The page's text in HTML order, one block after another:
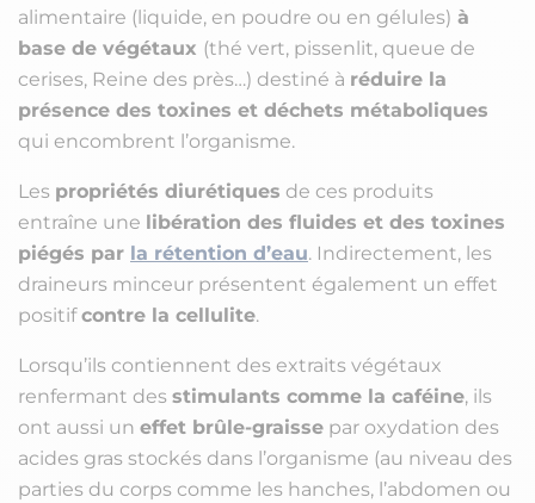
alimentaire (liquide, en poudre ou en gélules) à
base de végétaux (thé vert, pissenlit, queue de
cerises, Reine des près…) destiné à réduire la
présence des toxines et déchets métaboliques
qui encombrent l’organisme.
Les propriétés diurétiques de ces produits
entraîne une libération des fluides et des toxines
piégés par la rétention d’eau. Indirectement, les
draineurs minceur présentent également un effet
positifcontre la cellulite.
Lorsqu’ils contiennent des extraits végétaux
renfermant des stimulants comme la caféine, ils
ont aussi un effet brûle-graisse par oxydation des
acides gras stockés dans l’organisme (au niveau des
parties du corps comme les hanches, l’abdomen ou